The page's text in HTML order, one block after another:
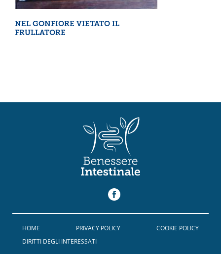
NEL GONFIORE VIETATO IL
FRULLATORE
HOME PRIVACY POLICY
COOKIE POLICY
DIRITTI DEGLI INTERESSATI